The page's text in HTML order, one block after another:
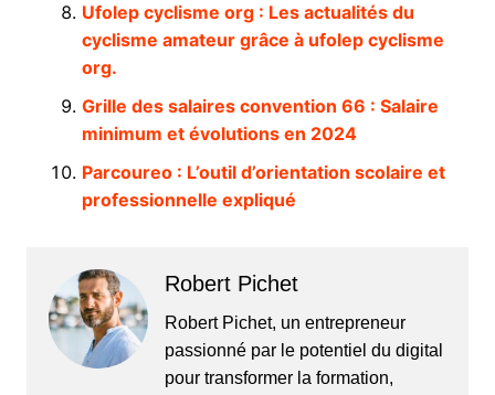
Ufolep cyclisme org : Les actualités du
cyclisme amateur grâce à ufolep cyclisme
org.
Grille des salaires convention 66 : Salaire
minimum et évolutions en 2024
Parcoureo : L’outil d’orientation scolaire et
professionnelle expliqué
Robert Pichet
Robert Pichet, un entrepreneur
passionné par le potentiel du digital
pour transformer la formation,